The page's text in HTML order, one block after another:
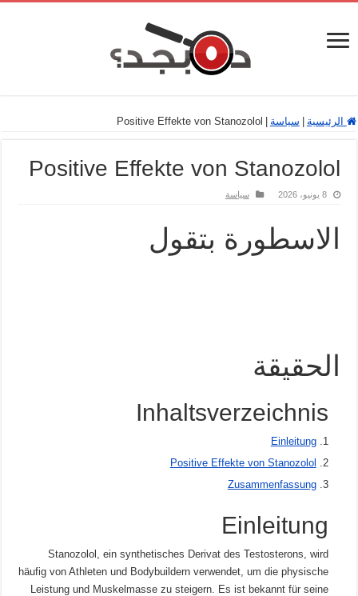
الرئيسية سياسة Positive Effekte von Stanozolol
Positive Effekte von Stanozolol
8 يونيو، 2026 سياسة
الاسطورة بتقول
الحقيقة
Inhaltsverzeichnis
Einleitung
Positive Effekte von Stanozolol
Zusammenfassung
Einleitung
Stanozolol, ein synthetisches Derivat des Testosterons, wird
häufig von Athleten und Bodybuildern verwendet, um die physische
Leistung und Muskelmasse zu steigern. Es ist bekannt für seine